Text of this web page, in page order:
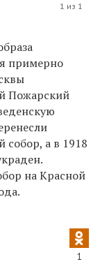
1 из 1
примерно
Пожарский
собор, а в 1918
на Красной
1